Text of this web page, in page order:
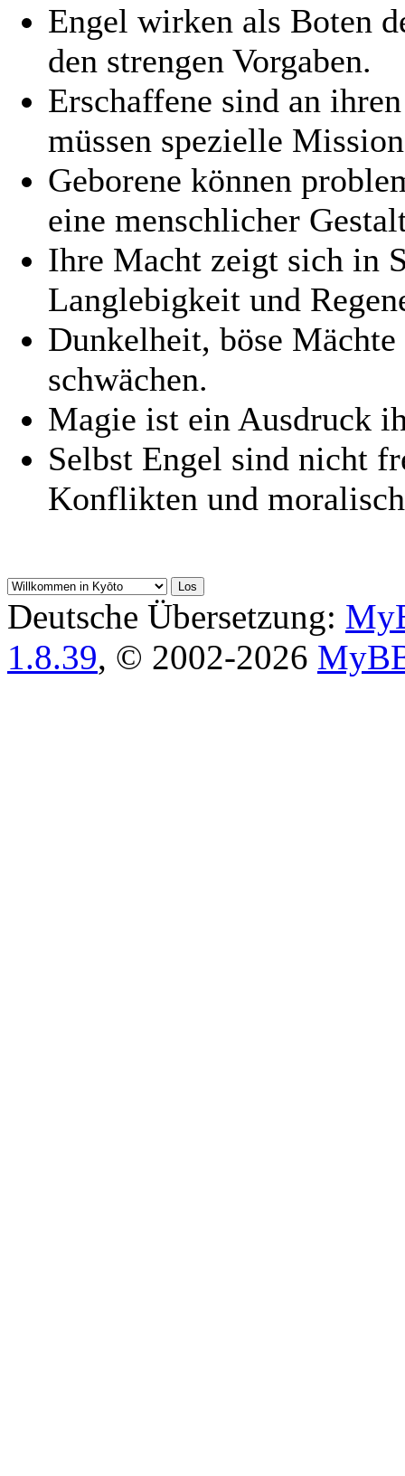
Engel wirken als Boten
den strengen Vorgaben.
Erschaffene sind an
müssen spezielle
Geborene können
eine menschlicher
Ihre Macht zeigt sich in
Langlebigkeit und
Dunkelheit, böse
schwächen.
Magie ist ein Ausdruck
Selbst Engel sind nicht
Konflikten und
Deutsche Übersetzung:
1.8.39, © 2002-2026